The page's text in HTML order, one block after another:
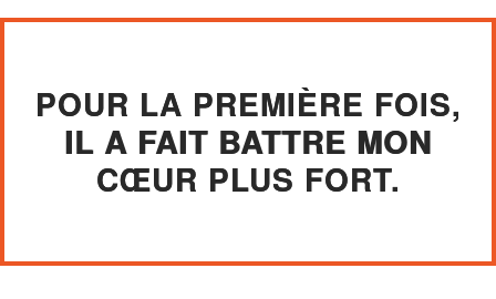
POUR LA PREMIÈRE FOIS,
IL A FAIT BATTRE MON
CŒUR PLUS FORT.